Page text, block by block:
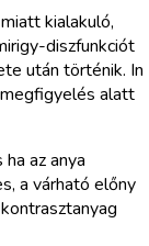
kialakuló,
diszfunkciót
után történik. In
alatt
az anya
a várható előny